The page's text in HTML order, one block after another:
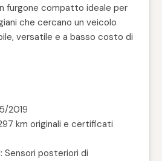
furgone compatto ideale per
che cercano un veicolo
versatile e a basso costo di
2019
km originali e certificati
Sensori posteriori di